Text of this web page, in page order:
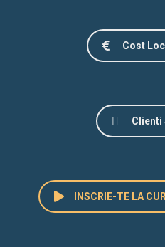
Cost
Clienti
INSCRIE-TE LA